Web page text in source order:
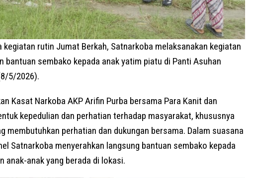
kegiatan rutin Jumat Berkah, Satnarkoba melaksanakan kegiatan
bantuan sembako kepada anak yatim piatu di Panti Asuhan
5/2026).
Kasat Narkoba AKP Arifin Purba bersama Para Kanit dan
kepedulian dan perhatian terhadap masyarakat, khususnya
membutuhkan perhatian dan dukungan bersama. Dalam suasana
Satnarkoba menyerahkan langsung bantuan sembako kepada
anak-anak yang berada di lokasi.